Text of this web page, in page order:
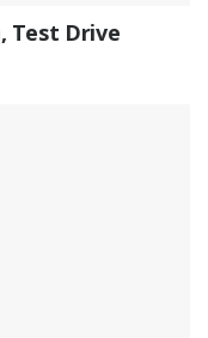
Test Drive